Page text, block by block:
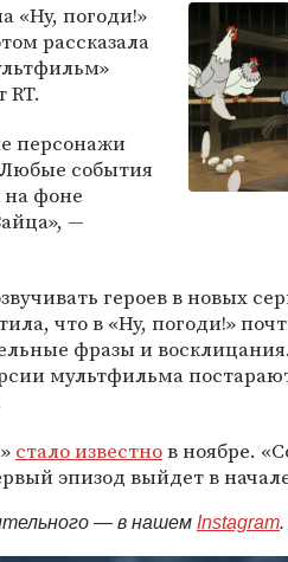
«Ну, погоди!»
рассказала
RT.
персонажи
события
фоне
—
героев в новых
что в «Ну, погоди!»
фразы и
мультфильма
стало известнов ноябре.
эпизод выйдет в
— в нашем Instagram